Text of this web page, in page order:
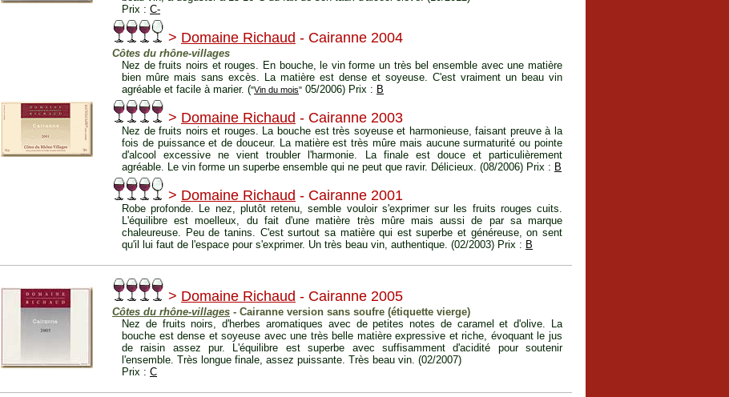
Prix : C-
> Domaine Richaud - Cairanne 2004
Côtes du rhône-villages
Nez de fruits noirs et rouges. En bouche, le vin forme un très bel ensemble avec une matière
bien mûre mais sans excès. La matière est dense et soyeuse. C'est vraiment un beau vin
agréable et facile à marier. ("Vin du mois" 05/2006) Prix : B
> Domaine Richaud - Cairanne 2003
Nez de fruits noirs et rouges. La bouche est très soyeuse et harmonieuse, faisant preuve à la
fois de puissance et de douceur. La matière est très mûre mais aucune surmaturité ou pointe
d'alcool excessive ne vient troubler l'harmonie. La finale est douce et particulièrement
agréable. Le vin forme un superbe ensemble qui ne peut que ravir. Délicieux. (08/2006) Prix : B
> Domaine Richaud - Cairanne 2001
Robe profonde. Le nez, plutôt retenu, semble vouloir s'exprimer sur les fruits rouges cuits.
L'équilibre est moelleux, du fait d'une matière très mûre mais aussi de par sa marque
chaleureuse. Peu de tanins. C'est surtout sa matière qui est superbe et généreuse, on sent
qu'il lui faut de l'espace pour s'exprimer. Un très beau vin, authentique. (02/2003) Prix : B
> Domaine Richaud - Cairanne 2005
Côtes du rhône-villages - Cairanne version sans soufre (étiquette vierge)
Nez de fruits noirs, d'herbes aromatiques avec de petites notes de caramel et d'olive. La
bouche est dense et soyeuse avec une très belle matière expressive et riche, évoquant le jus
de raisin assez pur. L'équilibre est superbe avec suffisamment d'acidité pour soutenir
l'ensemble. Très longue finale, assez puissante. Très beau vin. (02/2007)
Prix : C